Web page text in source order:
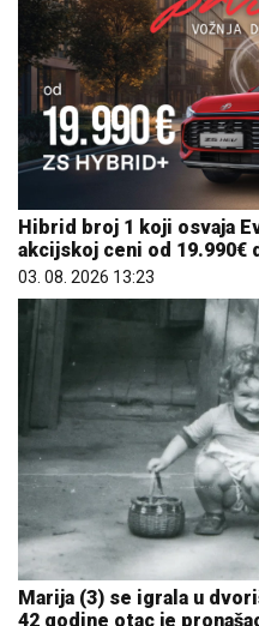
Hibrid broj 1 koji osvaja
akcijskoj ceni od 19.990€
03. 08. 2026 13:23
Marija (3) se igrala u
42 godine otac je